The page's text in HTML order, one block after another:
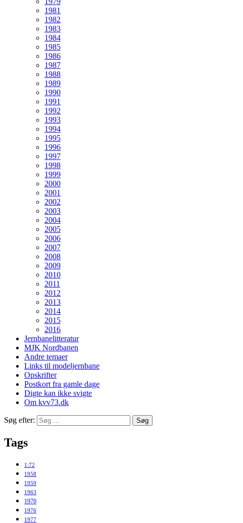
1981
1982
1983
1984
1985
1986
1987
1988
1989
1990
1991
1992
1993
1994
1995
1996
1997
1998
1999
2000
2001
2002
2003
2004
2005
2006
2007
2008
2009
2010
2011
2012
2013
2014
2015
2016
Jernbanelitteratur
MJK Nordbanen
Andre temaer
Links til modeljernbane
Opskrifter
Postkort fra gamle dage
Digte kan ikke svigte
Om kvv73.dk
Søg efter:
Tags
1:72
1958
1959
1963
1970
1976
1977